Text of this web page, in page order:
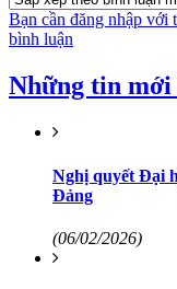
Bạn cần đăng nhập với
bình luận
Những tin mới
Nghị quyết Đại
Đảng
(06/02/2026)